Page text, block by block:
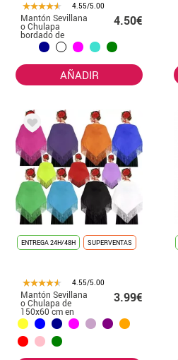
4.55/5.00
Mantón Sevillana
o Chulapa
bordado de
120x45 cm para
niña en varios
4.50€
AÑADIR
ENTREGA 24H/48H SUPERVENTAS
4.55/5.00
Mantón Sevillana
o Chulapa de
150x60 cm en
varios colores
3.99€